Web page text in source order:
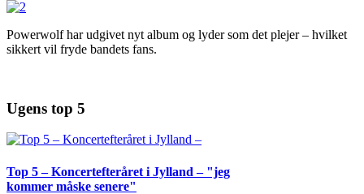
Powerwolf har udgivet nyt album og lyder som det plejer – hvilket
sikkert vil fryde bandets fans.
Ugens top 5
Top 5 – Koncertefteråret i Jylland – "jeg
kommer måske senere"